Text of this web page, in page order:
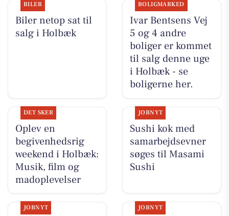
BILER
Biler netop sat til
salg i Holbæk
BOLIGMARKED
Ivar Bentsens Vej
5 og 4 andre
boliger er kommet
til salg denne uge
i Holbæk - se
boligerne her.
DET SKER
Oplev en
begivenhedsrig
weekend i Holbæk:
Musik, film og
madoplevelser
JOBNYT
Sushi kok med
samarbejdsevner
søges til Masami
Sushi
JOBNYT JOBNYT